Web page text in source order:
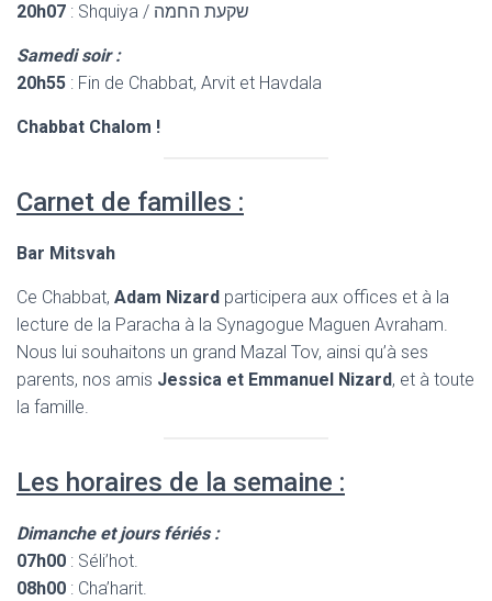
20h07
: Shquiya / שקעת החמה
Samedi soir :
20h55 : Fin de Chabbat, Arvit et Havdala
Chabbat Chalom !
Carnet de familles :
Bar Mitsvah
Ce Chabbat, Adam Nizard participera aux offices et à la
lecture de la Paracha à la Synagogue Maguen Avraham.
Nous lui souhaitons un grand Mazal Tov, ainsi qu’à ses
parents, nos amis Jessica et Emmanuel Nizard, et à toute
la famille.
Les horaires de la semaine :
Dimanche et jours fériés :
07h00 : Séli’hot.
08h00 : Cha’harit.